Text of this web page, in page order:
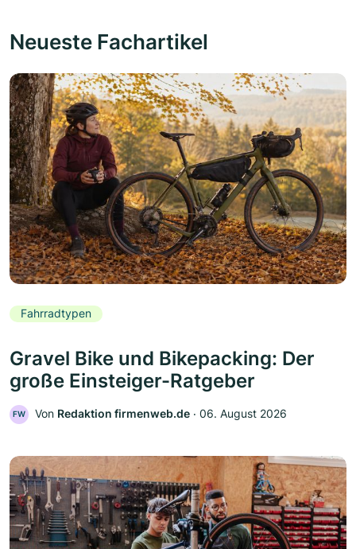
Neueste Fachartikel
Fahrradtypen
Gravel Bike und Bikepacking: Der
große Einsteiger-Ratgeber
FW Von Redaktion firmenweb.de ‧ 06. August 2026